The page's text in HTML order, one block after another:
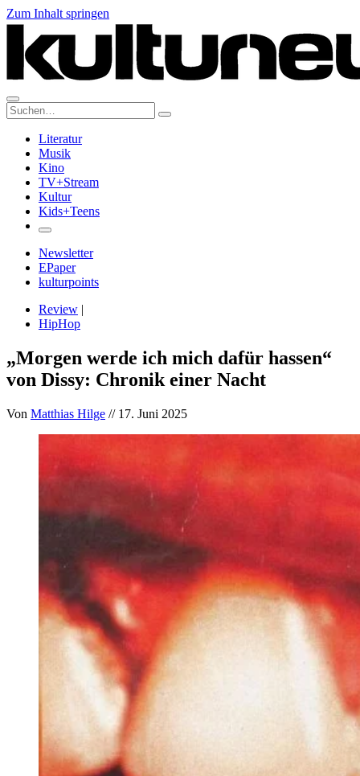
Zum Inhalt springen
Suche:
Literatur
Musik
Kino
TV+Stream
Kultur
Kids+Teens
Newsletter
EPaper
kulturpoints
Review |
HipHop
„Morgen werde ich mich dafür hassen“
von Dissy: Chronik einer Nacht
Von Matthias Hilge // 17. Juni 2025